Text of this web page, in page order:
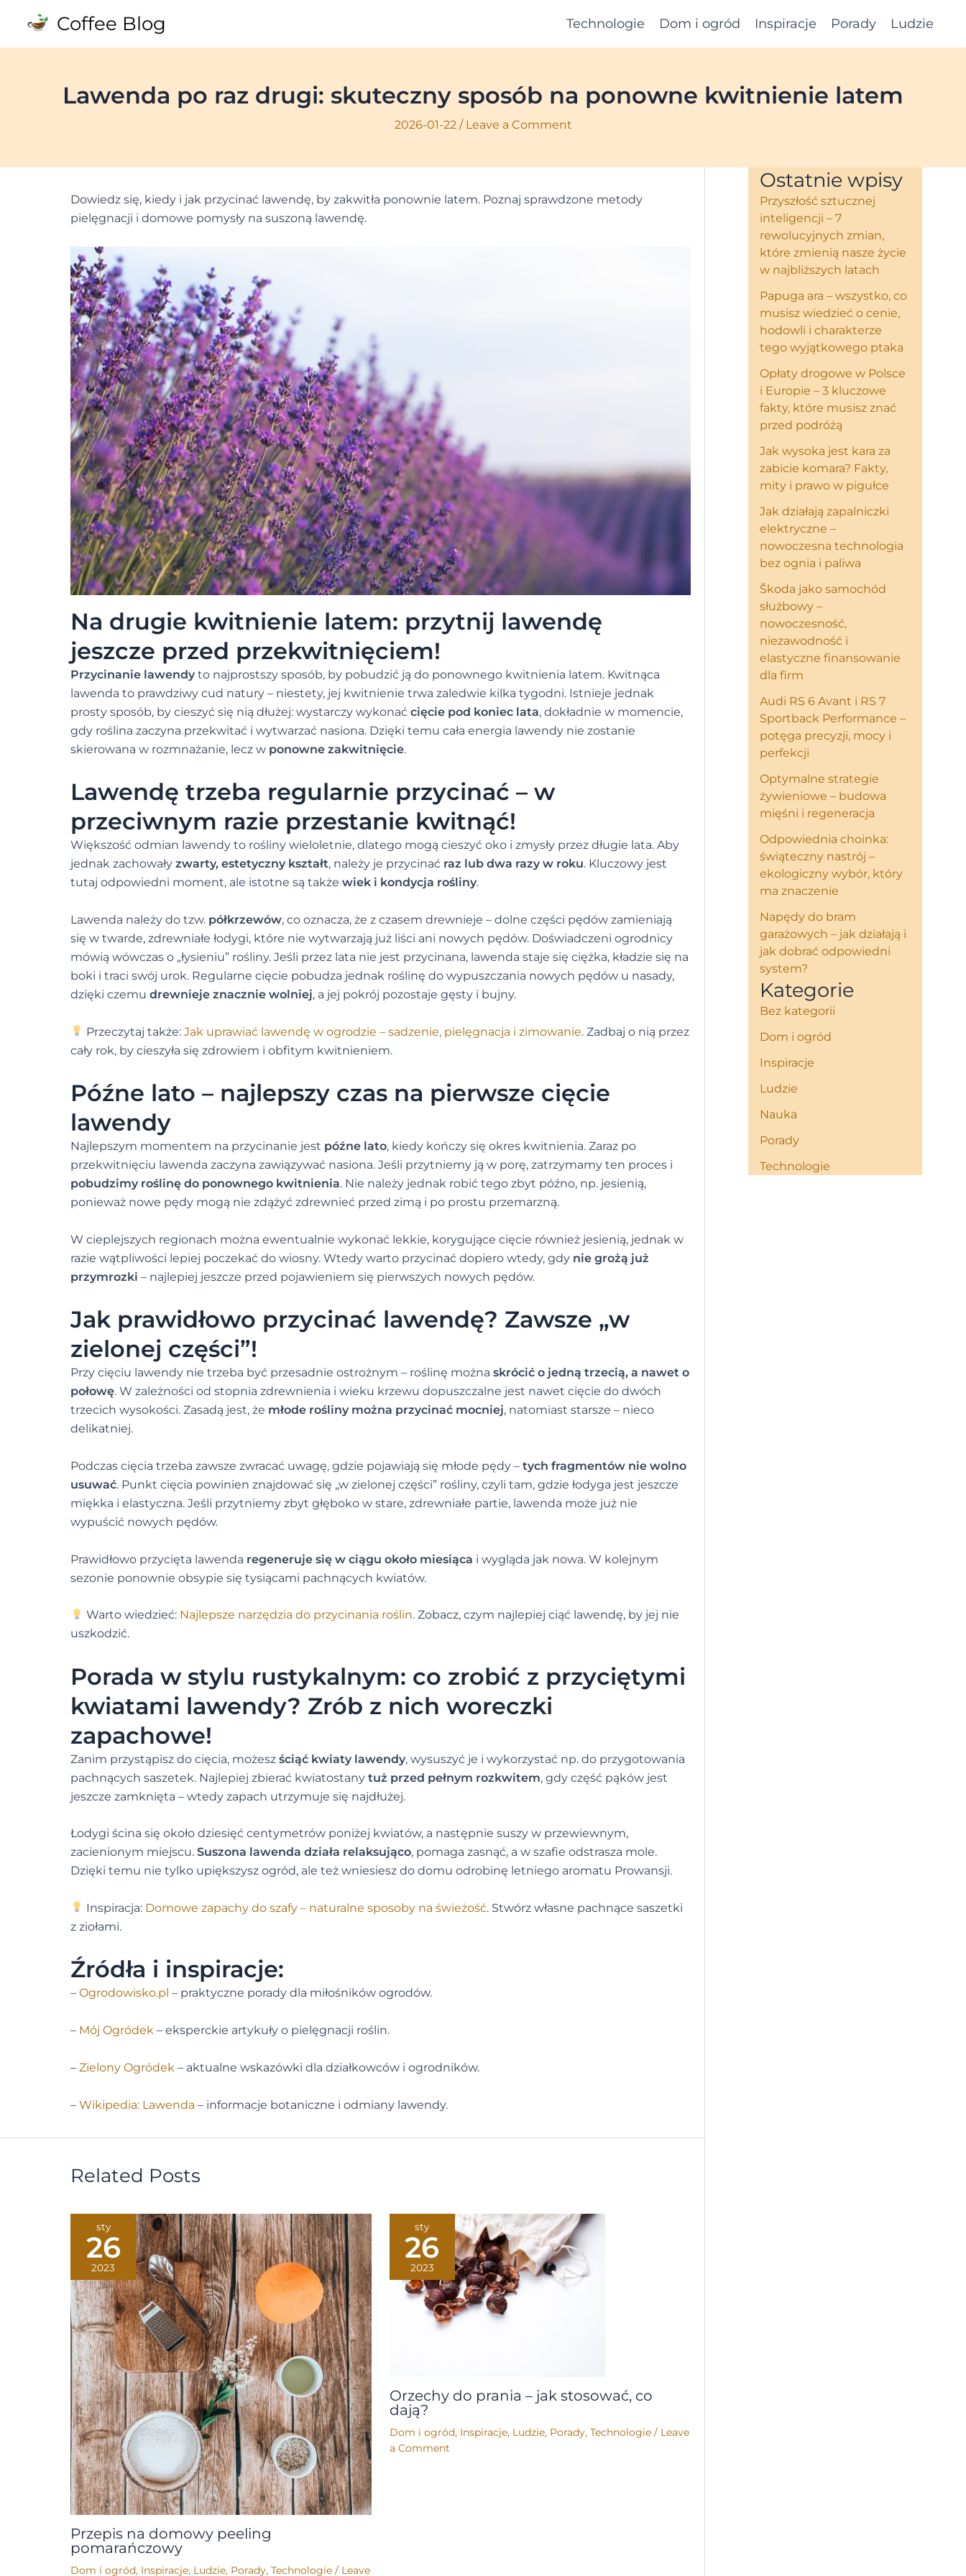
content
Coffee Blog Technologie Dom i ogród Inspiracje Porady Ludzie
Lawenda po raz drugi: skuteczny sposób na ponowne kwitnienie latem
2026-01-22 / Leave a Comment
Dowiedz się, kiedy i jak przycinać lawendę, by zakwitła ponownie latem. Poznaj sprawdzone metody
pielęgnacji i domowe pomysły na suszoną lawendę.
Na drugie kwitnienie latem: przytnij lawendę
jeszcze przed przekwitnięciem!
Przycinanie lawendy to najprostszy sposób, by pobudzić ją do ponownego kwitnienia latem. Kwitnąca
lawenda to prawdziwy cud natury – niestety, jej kwitnienie trwa zaledwie kilka tygodni. Istnieje jednak
prosty sposób, by cieszyć się nią dłużej: wystarczy wykonać cięcie pod koniec lata, dokładnie w momencie,
gdy roślina zaczyna przekwitać i wytwarzać nasiona. Dzięki temu cała energia lawendy nie zostanie
skierowana w rozmnażanie, lecz w ponowne zakwitnięcie.
Lawendę trzeba regularnie przycinać – w
przeciwnym razie przestanie kwitnąć!
Większość odmian lawendy to rośliny wieloletnie, dlatego mogą cieszyć oko i zmysły przez długie lata. Aby
jednak zachowały zwarty, estetyczny kształt, należy je przycinać raz lub dwa razy w roku. Kluczowy jest
tutaj odpowiedni moment, ale istotne są także wiek i kondycja rośliny.
Lawenda należy do tzw. półkrzewów, co oznacza, że z czasem drewnieje – dolne części pędów zamieniają
się w twarde, zdrewniałe łodygi, które nie wytwarzają już liści ani nowych pędów. Doświadczeni ogrodnicy
mówią wówczas o „łysieniu” rośliny. Jeśli przez lata nie jest przycinana, lawenda staje się ciężka, kładzie się na
boki i traci swój urok. Regularne cięcie pobudza jednak roślinę do wypuszczania nowych pędów u nasady,
dzięki czemu drewnieje znacznie wolniej, a jej pokrój pozostaje gęsty i bujny.
Przeczytaj także:Jak uprawiać lawendę w ogrodzie – sadzenie, pielęgnacja i zimowanie. Zadbaj o nią przez
cały rok, by cieszyła się zdrowiem i obfitym kwitnieniem.
Późne lato – najlepszy czas na pierwsze cięcie
lawendy
Najlepszym momentem na przycinanie jest późne lato, kiedy kończy się okres kwitnienia. Zaraz po
przekwitnięciu lawenda zaczyna zawiązywać nasiona. Jeśli przytniemy ją w porę, zatrzymamy ten proces i
pobudzimy roślinę do ponownego kwitnienia. Nie należy jednak robić tego zbyt późno, np. jesienią,
ponieważ nowe pędy mogą nie zdążyć zdrewnieć przed zimą i po prostu przemarzną.
W cieplejszych regionach można ewentualnie wykonać lekkie, korygujące cięcie również jesienią, jednak w
razie wątpliwości lepiej poczekać do wiosny. Wtedy warto przycinać dopiero wtedy, gdy nie grożą już
przymrozki – najlepiej jeszcze przed pojawieniem się pierwszych nowych pędów.
Jak prawidłowo przycinać lawendę? Zawsze „w
zielonej części”!
Przy cięciu lawendy nie trzeba być przesadnie ostrożnym – roślinę można skrócić o jedną trzecią, a nawet o
połowę. W zależności od stopnia zdrewnienia i wieku krzewu dopuszczalne jest nawet cięcie do dwóch
trzecich wysokości. Zasadą jest, że młode rośliny można przycinać mocniej, natomiast starsze – nieco
delikatniej.
Podczas cięcia trzeba zawsze zwracać uwagę, gdzie pojawiają się młode pędy – tych fragmentów nie wolno
usuwać. Punkt cięcia powinien znajdować się „w zielonej części” rośliny, czyli tam, gdzie łodyga jest jeszcze
miękka i elastyczna. Jeśli przytniemy zbyt głęboko w stare, zdrewniałe partie, lawenda może już nie
wypuścić nowych pędów.
Prawidłowo przycięta lawenda regeneruje się w ciągu około miesiąca i wygląda jak nowa. W kolejnym
sezonie ponownie obsypie się tysiącami pachnących kwiatów.
Warto wiedzieć: Najlepsze narzędzia do przycinania roślin. Zobacz, czym najlepiej ciąć lawendę, by jej nie
uszkodzić.
Porada w stylu rustykalnym: co zrobić z przyciętymi
kwiatami lawendy? Zrób z nich woreczki
zapachowe!
Zanim przystąpisz do cięcia, możesz ściąć kwiaty lawendy, wysuszyć je i wykorzystać np. do przygotowania
pachnących saszetek. Najlepiej zbierać kwiatostany tuż przed pełnym rozkwitem, gdy część pąków jest
jeszcze zamknięta – wtedy zapach utrzymuje się najdłużej.
Łodygi ścina się około dziesięć centymetrów poniżej kwiatów, a następnie suszy w przewiewnym,
zacienionym miejscu. Suszona lawenda działa relaksująco, pomaga zasnąć, a w szafie odstrasza mole.
Dzięki temu nie tylko upiększysz ogród, ale też wniesiesz do domu odrobinę letniego aromatu Prowansji.
Inspiracja: Domowe zapachy do szafy – naturalne sposoby na świeżość. Stwórz własne pachnące saszetki
z ziołami.
Źródła i inspiracje:
– Ogrodowisko.pl – praktyczne porady dla miłośników ogrodów.
– Mój Ogródek – eksperckie artykuły o pielęgnacji roślin.
– Zielony Ogródek – aktualne wskazówki dla działkowców i ogrodników.
– Wikipedia: Lawenda – informacje botaniczne i odmiany lawendy.
Related Posts
sty
26
2023
Przepis na domowy peeling
pomarańczowy
Dom i ogród, Inspiracje, Ludzie, Porady, Technologie / Leave
sty
26
2023
Orzechy do prania – jak stosować, co
dają?
Dom i ogród, Inspiracje, Ludzie, Porady, Technologie/ Leave
a Comment
Ostatnie wpisy
Przyszłość sztucznej
inteligencji – 7
rewolucyjnych zmian,
które zmienią nasze życie
w najbliższych latach
Papuga ara – wszystko, co
musisz wiedzieć o cenie,
hodowli i charakterze
tego wyjątkowego ptaka
Opłaty drogowe w Polsce
i Europie – 3 kluczowe
fakty, które musisz znać
przed podróżą
Jak wysoka jest kara za
zabicie komara? Fakty,
mity i prawo w pigułce
Jak działają zapalniczki
elektryczne –
nowoczesna technologia
bez ognia i paliwa
Škoda jako samochód
służbowy –
nowoczesność,
niezawodność i
elastyczne finansowanie
dla firm
Audi RS 6 Avant i RS 7
Sportback Performance –
potęga precyzji, mocy i
perfekcji
Optymalne strategie
żywieniowe – budowa
mięśni i regeneracja
Odpowiednia choinka:
świąteczny nastrój –
ekologiczny wybór, który
ma znaczenie
Napędy do bram
garażowych – jak działają i
jak dobrać odpowiedni
system?
Kategorie
Bez kategorii
Dom i ogród
Inspiracje
Ludzie
Nauka
Porady
Technologie